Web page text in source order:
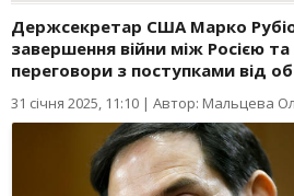
Держсекретар США Марко
завершення війни між Росією
переговори з поступками від
31 січня 2025, 11:10 | Автор: Мальцева